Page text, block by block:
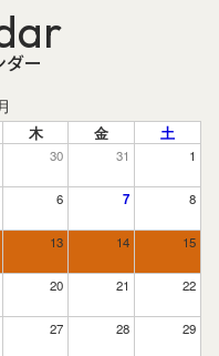
ダー
木 金 土
30 31 1
6 7 8
13 14 15
20 21 22
27 28 29